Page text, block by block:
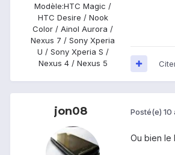
Modèle:HTC Magic /
HTC Desire / Nook
Color / Ainol Aurora /
Nexus 7 / Sony Xperia
U / Sony Xperia S /
Nexus 4 / Nexus 5
jon08 Posté(e) 10
Ou bien le